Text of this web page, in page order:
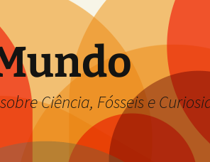
Ciência, Fósseis e